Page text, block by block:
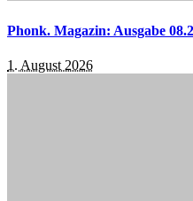
Phonk. Magazin: Ausgabe
1. August 2026